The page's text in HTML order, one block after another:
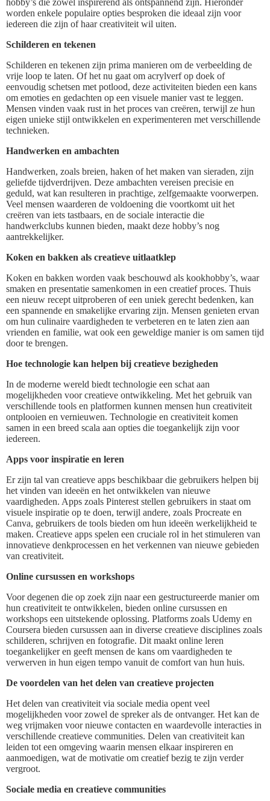
hobby’s die zowel inspirerend als ontspannend zijn. Hieronder
worden enkele populaire opties besproken die ideaal zijn voor
iedereen die zijn of haar creativiteit wil uiten.
Schilderen en tekenen
Schilderen en tekenen zijn prima manieren om de verbeelding de
vrije loop te laten. Of het nu gaat om acrylverf op doek of
eenvoudig schetsen met potlood, deze activiteiten bieden een kans
om emoties en gedachten op een visuele manier vast te leggen.
Mensen vinden vaak rust in het proces van creëren, terwijl ze hun
eigen unieke stijl ontwikkelen en experimenteren met verschillende
technieken.
Handwerken en ambachten
Handwerken, zoals breien, haken of het maken van sieraden, zijn
geliefde tijdverdrijven. Deze ambachten vereisen precisie en
geduld, wat kan resulteren in prachtige, zelfgemaakte voorwerpen.
Veel mensen waarderen de voldoening die voortkomt uit het
creëren van iets tastbaars, en de sociale interactie die
handwerkclubs kunnen bieden, maakt deze hobby’s nog
aantrekkelijker.
Koken en bakken als creatieve uitlaatklep
Koken en bakken worden vaak beschouwd als kookhobby’s, waar
smaken en presentatie samenkomen in een creatief proces. Thuis
een nieuw recept uitproberen of een uniek gerecht bedenken, kan
een spannende en smakelijke ervaring zijn. Mensen genieten ervan
om hun culinaire vaardigheden te verbeteren en te laten zien aan
vrienden en familie, wat ook een geweldige manier is om samen tijd
door te brengen.
Hoe technologie kan helpen bij creatieve bezigheden
In de moderne wereld biedt technologie een schat aan
mogelijkheden voor creatieve ontwikkeling. Met het gebruik van
verschillende tools en platformen kunnen mensen hun creativiteit
ontplooien en vernieuwen. Technologie en creativiteit komen
samen in een breed scala aan opties die toegankelijk zijn voor
iedereen.
Apps voor inspiratie en leren
Er zijn tal van creatieve apps beschikbaar die gebruikers helpen bij
het vinden van ideeën en het ontwikkelen van nieuwe
vaardigheden. Apps zoals Pinterest stellen gebruikers in staat om
visuele inspiratie op te doen, terwijl andere, zoals Procreate en
Canva, gebruikers de tools bieden om hun ideeën werkelijkheid te
maken. Creatieve apps spelen een cruciale rol in het stimuleren van
innovatieve denkprocessen en het verkennen van nieuwe gebieden
van creativiteit.
Online cursussen en workshops
Voor degenen die op zoek zijn naar een gestructureerde manier om
hun creativiteit te ontwikkelen, bieden online cursussen en
workshops een uitstekende oplossing. Platforms zoals Udemy en
Coursera bieden cursussen aan in diverse creatieve disciplines zoals
schilderen, schrijven en fotografie. Dit maakt online leren
toegankelijker en geeft mensen de kans om vaardigheden te
verwerven in hun eigen tempo vanuit de comfort van hun huis.
De voordelen van het delen van creatieve projecten
Het delen van creativiteit via sociale media opent veel
mogelijkheden voor zowel de spreker als de ontvanger. Het kan de
weg vrijmaken voor nieuwe contacten en waardevolle interacties in
verschillende creatieve communities. Delen van creativiteit kan
leiden tot een omgeving waarin mensen elkaar inspireren en
aanmoedigen, wat de motivatie om creatief bezig te zijn verder
vergroot.
Sociale media en creatieve communities